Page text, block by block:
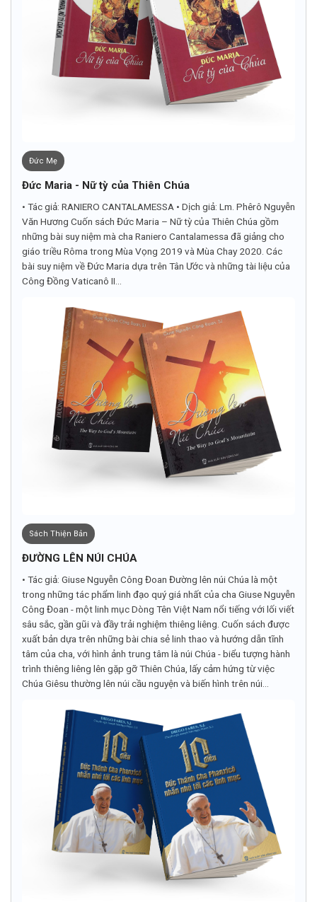
Đức Mẹ
Đức Maria - Nữ tỳ của Thiên Chúa
• Tác giả: RANIERO CANTALAMESSA • Dịch giả: Lm. Phêrô Nguyễn
Văn Hương Cuốn sách Đức Maria – Nữ tỳ của Thiên Chúa gồm
những bài suy niệm mà cha Raniero Cantalamessa đã giảng cho
giáo triều Rôma trong Mùa Vọng 2019 và Mùa Chay 2020. Các
bài suy niệm về Đức Maria dựa trên Tân Ước và những tài liệu của
Công Đồng Vaticanô II...
Sách Thiện Bản
ĐƯỜNG LÊN NÚI CHÚA
• Tác giả: Giuse Nguyễn Công Đoan Đường lên núi Chúa là một
trong những tác phẩm linh đạo quý giá nhất của cha Giuse Nguyễn
Công Đoan - một linh mục Dòng Tên Việt Nam nổi tiếng với lối viết
sâu sắc, gần gũi và đầy trải nghiệm thiêng liêng. Cuốn sách được
xuất bản dựa trên những bài chia sẻ linh thao và hướng dẫn tĩnh
tâm của cha, với hình ảnh trung tâm là núi Chúa - biểu tượng hành
trình thiêng liêng lên gặp gỡ Thiên Chúa, lấy cảm hứng từ việc
Chúa Giêsu thường lên núi cầu nguyện và biến hình trên núi...